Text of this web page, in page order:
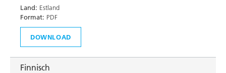
Land: Estland
Format: PDF
DOWNLOAD
Finnisch